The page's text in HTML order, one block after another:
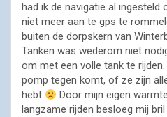
had ik de navigatie al ingesteld
niet meer aan te gps te
buiten de dorpskern van
Tanken was wederom niet
om met een volle tank te
pomp tegen komt, of ze zijn
hebt
Door mijn eigen
langzame rijden besloeg mij